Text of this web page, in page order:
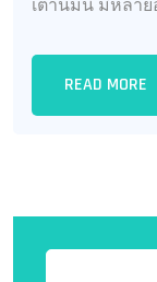
READ MORE